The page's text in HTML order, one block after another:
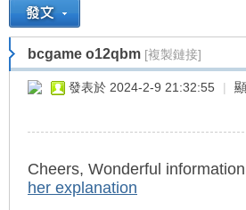
重 » › › ›
bcgame o12qbm [複製鏈接]
發表於 2024-2-9 21:32:55 |
Cheers, Wonderful
her explanation